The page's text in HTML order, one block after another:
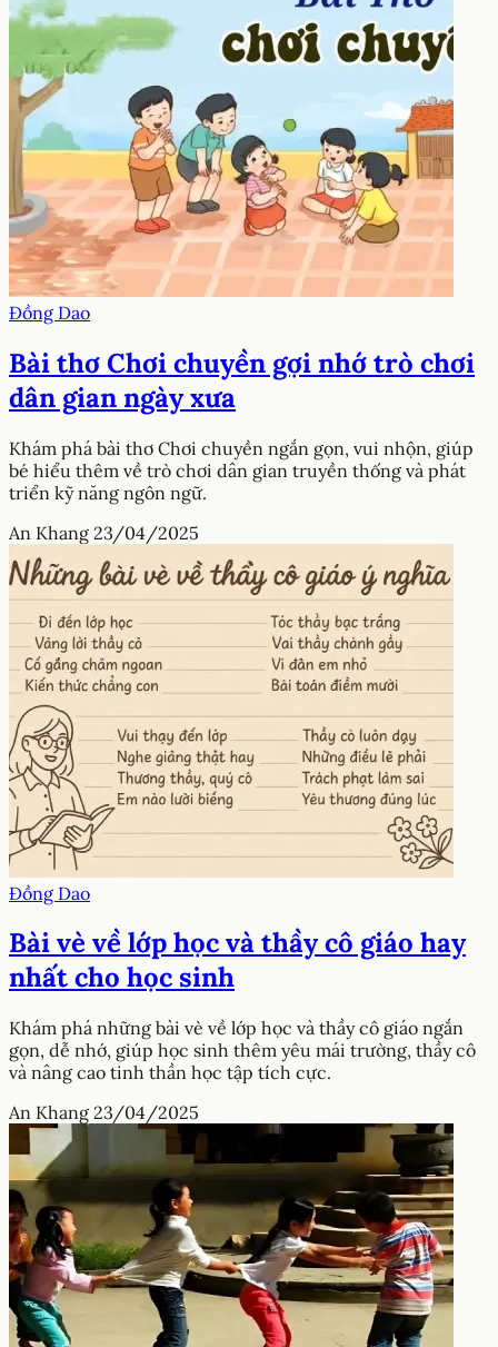
Đồng Dao
Bài thơ Chơi chuyền gợi nhớ trò chơi
dân gian ngày xưa
Khám phá bài thơ Chơi chuyền ngắn gọn, vui nhộn, giúp
bé hiểu thêm về trò chơi dân gian truyền thống và phát
triển kỹ năng ngôn ngữ.
An Khang 23/04/2025
Đồng Dao
Bài vè về lớp học và thầy cô giáo hay
nhất cho học sinh
Khám phá những bài vè về lớp học và thầy cô giáo ngắn
gọn, dễ nhớ, giúp học sinh thêm yêu mái trường, thầy cô
và nâng cao tinh thần học tập tích cực.
An Khang 23/04/2025